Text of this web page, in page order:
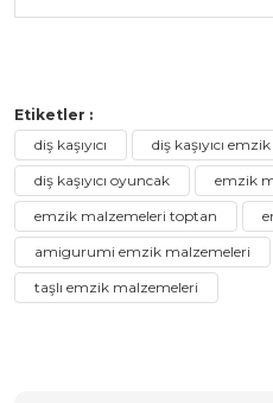
Etiketler :
diş kaşıyıcı
diş kaşıyıcı emzik
diş kaşıyıcı oyuncak
emzik
emzik malzemeleri toptan
amigurumi emzik malzemeleri
taşlı emzik malzemeleri